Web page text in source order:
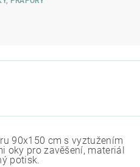
90x150 cm s vyztužením
oky pro zavěšení, materiál
potisk.